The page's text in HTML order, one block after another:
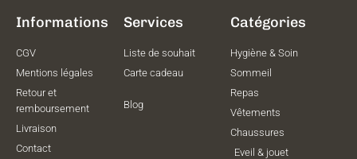
Informations
CGV
Mentions légales
Retour et
remboursement
Livraison
Contact
Services
Liste de souhait
Carte cadeau
Blog
Catégories
Hygiène & Soin
Sommeil
Repas
Vêtements
Chaussures
Eveil & jouet